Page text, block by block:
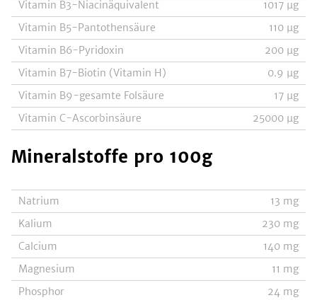
Vitamin B3-Niacinäquivalent
1017 µg
Vitamin B5-Pantothensäure
110 µg
Vitamin B6-Pyridoxin
200 µg
Vitamin B7-Biotin (Vitamin H)
0.9 µg
Vitamin B9-gesamte Folsäure
17 µg
Vitamin C-Ascorbinsäure
25000 µg
Mineralstoffe pro 100g
Natrium 13 mg
Kalium
230 mg
Calcium
140 mg
Magnesium
11 mg
Phosphor
24 mg